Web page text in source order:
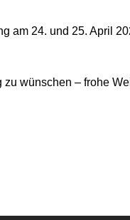
am 24. und 25. April
wünschen – frohe